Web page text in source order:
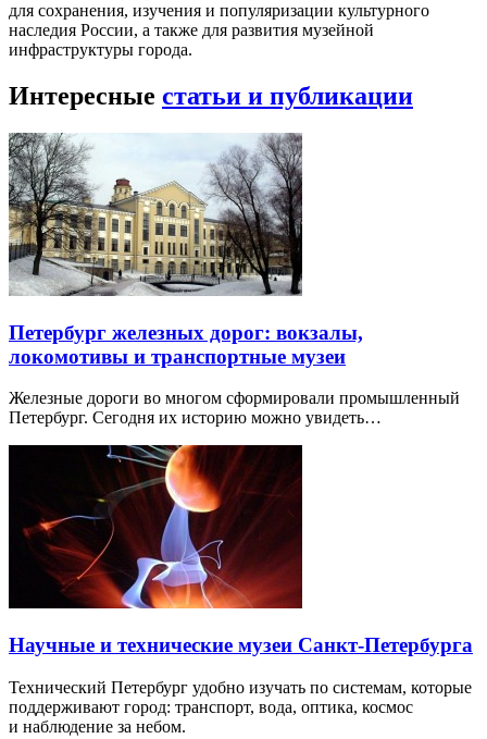
для сохранения, изучения и популяризации культурного
наследия России, а также для развития музейной
инфраструктуры города.
Интересные статьи и публикации
Петербург железных дорог: вокзалы,
локомотивы и транспортные музеи
Железные дороги во многом сформировали промышленный
Петербург. Сегодня их историю можно увидеть…
Научные и технические музеи Санкт-Петербурга
Технический Петербург удобно изучать по системам, которые
поддерживают город: транспорт, вода, оптика, космос
и наблюдение за небом.